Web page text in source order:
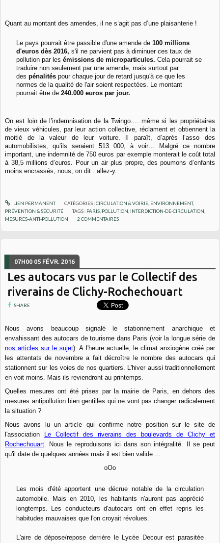
Quant au montant des amendes, il ne s’agit pas d’une plaisanterie !
Le pays pourrait être passible d'une amende de100 millions
d'euros dès 2016, s'il ne parvient pas à diminuer ces taux de
pollution par les émissions de microparticules. Cela pourrait se
traduire non seulement par une amende, mais surtout par
des pénalitéspour chaque jour de retard jusqu'à ce que les
normes de la qualité de l'air soient respectées. Le montant
pourrait être de 240.000 euros par jour.
On est loin de l’indemnisation de la Twingo…. même si les propriétaires
de vieux véhicules, par leur action collective, réclament et obtiennent la
moitié de la valeur de leur voiture. Il paraît, d’après l’asso des
automobilistes, qu’ils seraient 513 000, à voir… Malgré ce nombre
important, une indemnité de 750 euros par exemple monterait le coût total
à 38,5 millions d’euros. Pour un air plus propre, des poumons d’enfants
moins encrassés, nous, on dit : allez-y.
LIEN PERMANENT CATÉGORIES :CIRCULATION & VOIRIE, ENVIRONNEMENT,
PRÉVENTION & SÉCURITÉ
TAGS : PARIS, POLLUTION, INTERDICTION-DE-CIRCULATION,
MESURES-ANTI-POLLUTION
2 COMMENTAIRES
07H00 05 FÉVR. 2016
Les autocars vus par le Collectif des
riverains de Clichy-Rochechouart
SHARE
Nous avons beaucoup signalé le stationnement anarchique et
envahissant des autocars de tourisme dans Paris (voir la longue série de
nos articles sur le sujet). A l'heure actuelle, le climat anxiogène créé par
les attentats de novembre a fait décroître le nombre des autocars qui
stationnent sur les voies de nos quartiers. L'hiver aussi traditionnellement
en voit moins. Mais ils reviendront au printemps.
Quelles mesures ont été prises par la mairie de Paris, en dehors des
mesures antipollution bien gentilles qui ne vont pas changer radicalement
la situation ?
Nous avons lu un article qui confirme notre position sur le site de
l'association
Le Collectif des riverains des boulevards de Clichy et
Rochechouart . Nous le reproduisons ici dans son intégralité. Il se peut
qu'il date de quelques années mais il est bien valide ...
oOo
Les mois d'été apportent une décrue notable de la circulation
automobile. Mais en 2010, les habitants n'auront pas apprécié
longtemps. Les conducteurs d'autocars ont en effet repris les
habitudes mauvaises que l'on croyait révolues.
L'aire de dépose/repose derrière le Lycée Decour est parasitée